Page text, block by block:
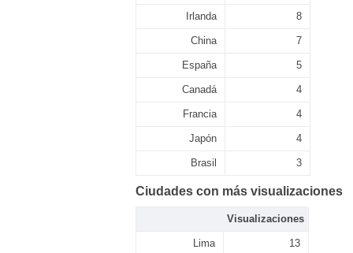
Irlanda 8
China 7
España 5
Canadá 4
Francia 4
Japón 4
Brasil 3
Ciudades con más visualizaciones
Visualizaciones
Lima 13